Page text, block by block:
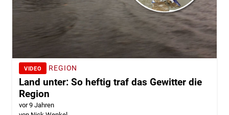
VIDEO REGION
Land unter: So heftig traf das Gewitter die
Region
vor 9 Jahren